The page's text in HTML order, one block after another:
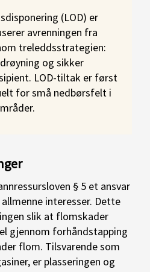
(LOD) er
avrenningen fra
treleddsstrategien:
og sikker
LOD-tiltak er først
for små nedbørsfelt i
§ 5 et ansvar
interesser. Dette
slik at flomskader
gjennom forhåndstapping
flom. Tilsvarende som
er plasseringen og